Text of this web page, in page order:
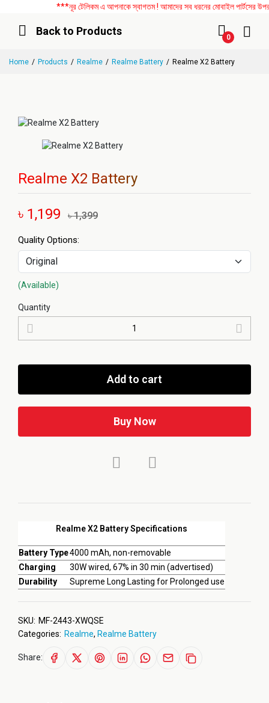
***নূর টেলিকম এ আপনাকে স্বাগতম ! আমাদের সব ধরনের মোবাইল পার্টসের
Back to Products
0
Home Products Realme Realme Battery Realme X2 Battery
Realme X2 Battery
৳ 1,199 ৳ 1,399
Realme X2 Battery Specifications
Battery Type4000 mAh, non-removable
Charging
30W wired, 67% in 30 min (advertised)
Durability
Supreme Long Lasting for Prolonged use
Quality Options:
(Available)
Quantity
Add to cart
Buy Now
SKU: MF-2443-XWQSE
Categories: Realme, Realme Battery
Share: